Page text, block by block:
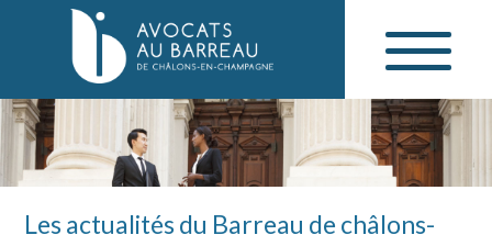
Les actualités du Barreau de châlons-